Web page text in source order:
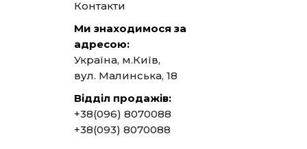
Контакти
Ми знаходимося за
адресою:
Україна, м.Київ,
вул. Малинська, 18
Відділ продажів:
+38(096) 8070088
+38(093) 8070088